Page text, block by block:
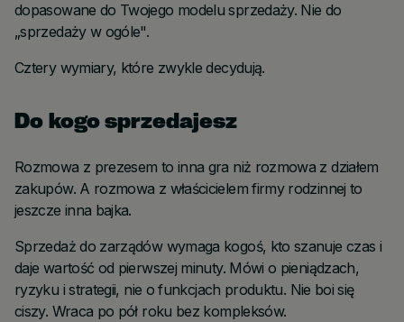
dopasowane do Twojego modelu sprzedaży. Nie do
„sprzedaży w ogóle".
Cztery wymiary, które zwykle decydują.
Do kogo sprzedajesz
Rozmowa z prezesem to inna gra niż rozmowa z działem
zakupów. A rozmowa z właścicielem firmy rodzinnej to
jeszcze inna bajka.
Sprzedaż do zarządów wymaga kogoś, kto szanuje czas i
daje wartość od pierwszej minuty. Mówi o pieniądzach,
ryzyku i strategii, nie o funkcjach produktu. Nie boi się
ciszy. Wraca po pół roku bez kompleksów.